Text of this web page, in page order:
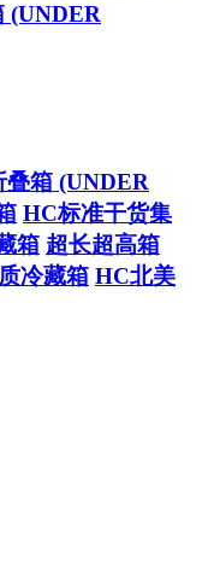
(UNDER
叠箱 (UNDER
HC标准干货集
箱 超长超高箱
冷藏箱 HC北美